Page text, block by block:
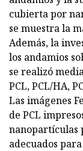
cubierta por
se muestra la
Además, la
los andamios
se realizó
PCL, PCL/HA,
Las imágenes
de PCL
nanopartículas
adecuados